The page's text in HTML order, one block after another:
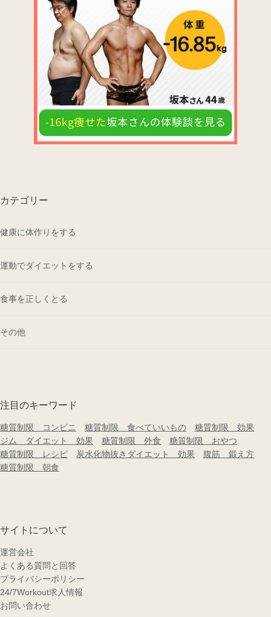
カテゴリー
健康に体作りをする
運動でダイエットをする
食事を正しくとる
その他
注目のキーワード
糖質制限 コンビニ 糖質制限 食べていいもの
糖質制限 効果
ジム ダイエット 効果
糖質制限 外食
糖質制限 おやつ
糖質制限 レシピ
炭水化物抜きダイエット 効果
腹筋 鍛え方
糖質制限 朝食
サイトについて
運営会社
よくある質問と回答
プライバシーポリシー
24/7Workout求人情報
お問い合わせ